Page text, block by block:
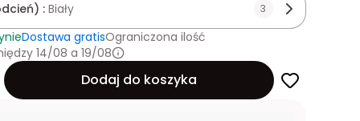
: Biały 3
Dostawa gratisOgraniczona ilość
14/08 a 19/08
Dodaj do koszyka